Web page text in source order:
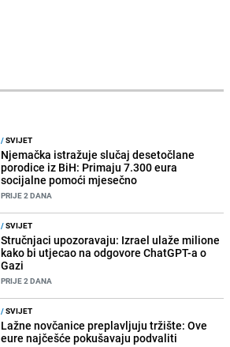
/SVIJET
Njemačka istražuje slučaj desetočlane
porodice iz BiH: Primaju 7.300 eura
socijalne pomoći mjesečno
PRIJE 2 DANA
/SVIJET
Stručnjaci upozoravaju: Izrael ulaže milione
kako bi utjecao na odgovore ChatGPT-a o
Gazi
PRIJE 2 DANA
/SVIJET
Lažne novčanice preplavljuju tržište: Ove
eure najčešće pokušavaju podvaliti